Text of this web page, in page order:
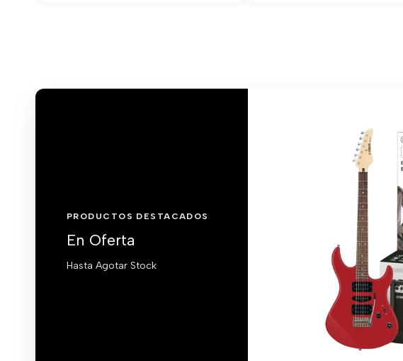
PRODUCTOS DESTACADOS
En Oferta
Hasta Agotar Stock